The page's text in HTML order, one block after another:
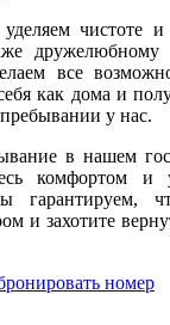
чистоте
дружелюбному
все
как дома и
у нас.
в нашем
комфортом
и захотите
номер